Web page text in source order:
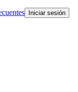
Iniciar sesión